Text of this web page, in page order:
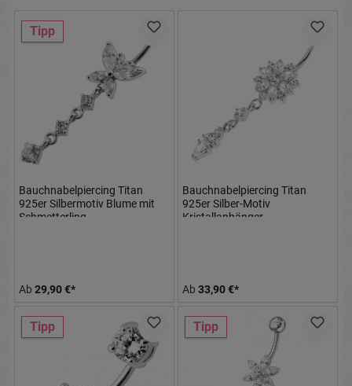
Tipp
Bauchnabelpiercing Titan
925er Silbermotiv Blume mit
Schmetterling
Ab 29,90 €*
Bauchnabelpiercing Titan
925er Silber-Motiv
Kristallanhänger
Ab 33,90 €*
Tipp Tipp